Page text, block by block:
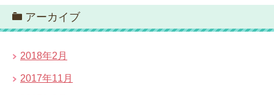
アーカイブ
2018年2月
2017年11月